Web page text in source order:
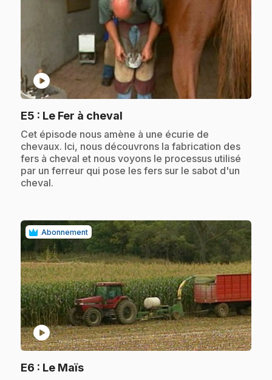
play_circle
E5 : Le Fer à cheval
.Cet épisode nous amène à une écurie de
chevaux. Ici, nous découvrons la fabrication des
fers à cheval et nous voyons le processus utilisé
par un ferreur qui pose les fers sur le sabot d'un
cheval.
Abonnement
play_circle
E6 : Le Maïs.